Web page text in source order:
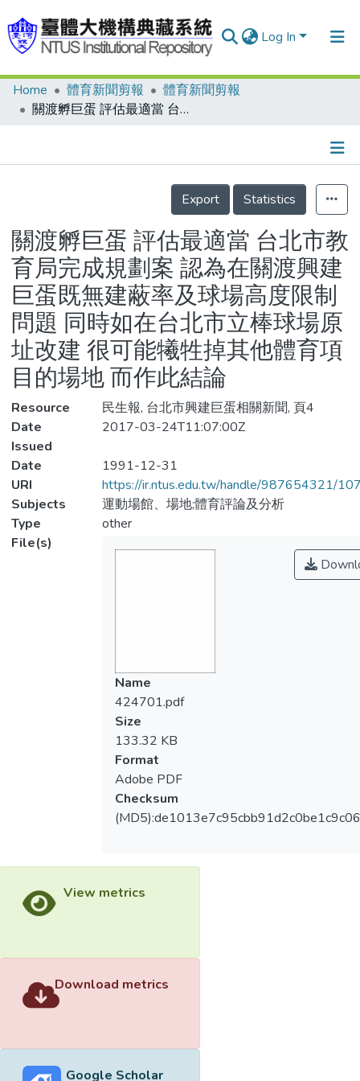
Log In
Communities & Collections
Statistics
Home 體育新聞剪報
體育新聞剪報
關渡孵巨蛋 評估最適當 台北市教育局完成規劃案 認為在關渡興建巨蛋既無建蔽率及球場高度限制問題 同時如在台北市立棒球場原址改建 很可能犧牲掉其他體育項目的場地 而作此結論
Details
Export
Statistics
關渡孵巨蛋 評估最適當 台北市教
育局完成規劃案 認為在關渡興建
巨蛋既無建蔽率及球場高度限制
問題 同時如在台北市立棒球場原
址改建 很可能犧牲掉其他體育項
目的場地 而作此結論
Resource
民生報, 台北市興建巨蛋相關新聞, 頁4
Date
Issued
2017-03-24T11:07:00Z
Date
1991-12-31
URI
https://ir.ntus.edu.tw/handle/987654321/
Subjects
運動場館、場地;體育評論及分析
Type
other
File(s)
Name
424701.pdf
Size
133.32 KB
Format
Adobe PDF
Checksum
View metrics
Download metrics
Google Scholar